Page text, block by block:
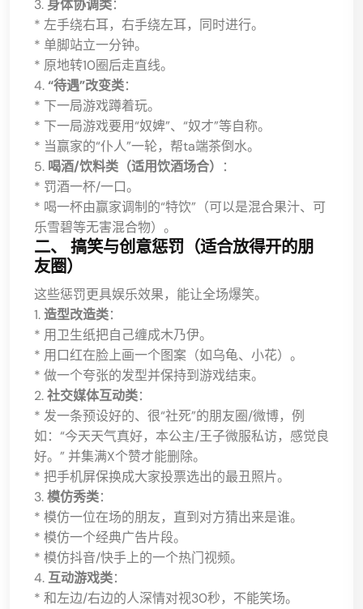
3.身体协调类：
* 左手绕右耳，右手绕左耳，同时进行。
* 单脚站立一分钟。
* 原地转10圈后走直线。
4.“待遇”改变类：
* 下一局游戏蹲着玩。
* 下一局游戏要用“奴婢”、“奴才”等自称。
* 当赢家的“仆人”一轮，帮ta端茶倒水。
5. 喝酒/饮料类（适用饮酒场合）
：
* 罚酒一杯/一口。
* 喝一杯由赢家调制的“特饮”（可以是混合果汁、可
乐雪碧等无害混合物）。
二、 搞笑与创意惩罚（适合放得开的朋
友圈）
这些惩罚更具娱乐效果，能让全场爆笑。
1.造型改造类：
* 用卫生纸把自己缠成木乃伊。
* 用口红在脸上画一个图案（如乌龟、小花）。
* 做一个夸张的发型并保持到游戏结束。
2.社交媒体互动类：
* 发一条预设好的、很“社死”的朋友圈/微博，例
如：“今天天气真好，本公主/王子微服私访，感觉良
好。” 并集满X个赞才能删除。
* 把手机屏保换成大家投票选出的最丑照片。
3.模仿秀类：
* 模仿一位在场的朋友，直到对方猜出来是谁。
* 模仿一个经典广告片段。
* 模仿抖音/快手上的一个热门视频。
4. 互动游戏类：
* 和左边/右边的人深情对视30秒，不能笑场。